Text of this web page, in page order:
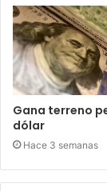
Gana terreno
dólar
Hace 3 semanas